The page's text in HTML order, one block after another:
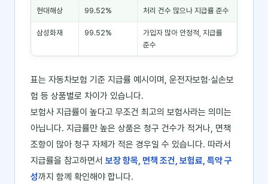
현대해상 99.52% 처리 건수 많으나 지급률 준수
삼성화재 99.52%
가입자 많아 안정적, 지급률
준수
표는 자동차보험 기준 지급률 예시이며, 운전자보험·실손보
험 등 상품별로 차이가 있습니다.
보험사 지급률이 높다고 무조건 최고의 보험사라는 의미는
아닙니다. 지급률만 높은 상품은 청구 건수가 적거나, 면책
조항이 많아 청구 자체가 적은 경우일 수 있습니다. 따라서
지급률을 참고하면서 보장 항목, 면책 조건, 보험료, 특약 구
성까지 함께 확인해야 합니다.